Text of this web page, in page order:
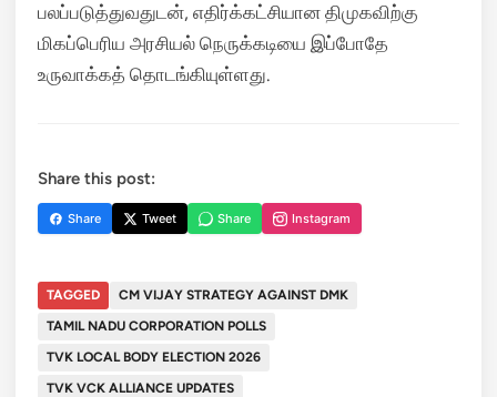
பலப்படுத்துவதுடன், எதிர்க்கட்சியான திமுகவிற்கு
மிகப்பெரிய அரசியல் நெருக்கடியை இப்போதே
உருவாக்கத் தொடங்கியுள்ளது.
Share this post:
Share Tweet Share Instagram
TAGGED
CM VIJAY STRATEGY AGAINST DMK
TAMIL NADU CORPORATION POLLS
TVK LOCAL BODY ELECTION 2026
TVK VCK ALLIANCE UPDATES